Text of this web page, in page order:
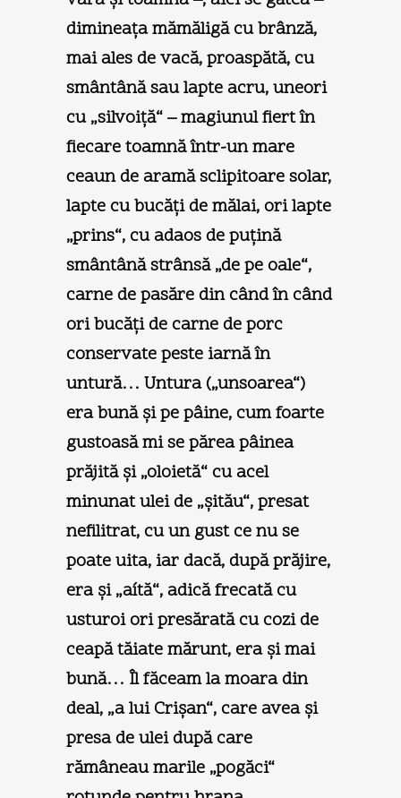
dimineaţa mămăligă cu brânză,
mai ales de vacă, proaspătă, cu
smântână sau lapte acru, uneori
cu „silvoiţă“ – magiunul fiert în
fiecare toamnă într-un mare
ceaun de aramă sclipitoare solar,
lapte cu bucăţi de mălai, ori lapte
„prins“, cu adaos de puţină
smântână strânsă „de pe oale“,
carne de pasăre din când în când
ori bucăţi de carne de porc
conservate peste iarnă în
untură… Untura („unsoarea“)
era bună şi pe pâine, cum foarte
gustoasă mi se părea pâinea
prăjită şi „oloietă“ cu acel
minunat ulei de „şitău“, presat
nefilitrat, cu un gust ce nu se
poate uita, iar dacă, după prăjire,
era şi „aítă“, adică frecată cu
usturoi ori presărată cu cozi de
ceapă tăiate mărunt, era şi mai
bună… Îl făceam la moara din
deal, „a lui Crişan“, care avea şi
presa de ulei după care
rămâneau marile „pogăci“